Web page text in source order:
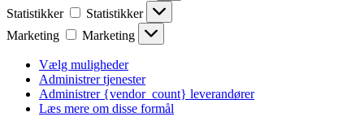
Statistikker
Statistikker
Marketing
Marketing
Vælg muligheder
Administrer tjenester
Administrer {vendor_count} leverandører
Læs mere om disse formål